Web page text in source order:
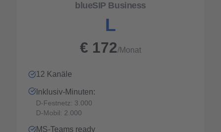
blueSIP Business
L
€ 172/Monat
12 Kanäle
Inklusiv-Minuten:
D-Festnetz: 3.000
D-Mobil: 2.000
MS-Teams ready